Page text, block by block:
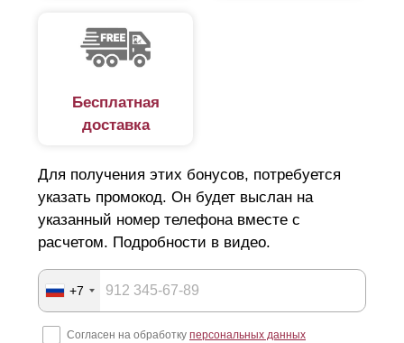
Бесплатная
доставка
Для получения этих бонусов, потребуется
указать промокод. Он будет выслан на
указанный номер телефона вместе с
расчетом. Подробности в видео.
+7
Согласен на обработку персональных данных